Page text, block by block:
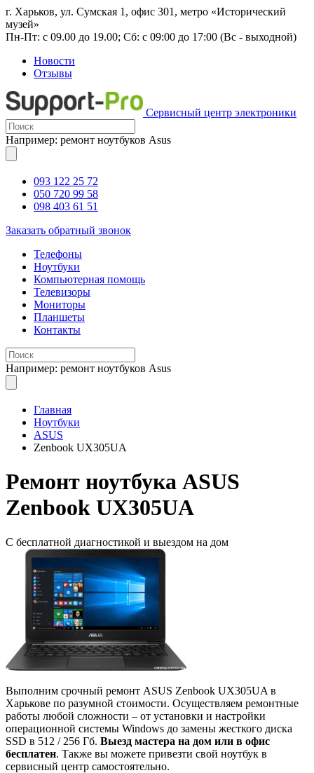
г. Харьков, ул. Сумская 1, офис 301, метро «Исторический
музей»
Пн-Пт: с 09.00 до 19.00; Сб: с 09:00 до 17:00 (Вс - выходной)
Новости
Отзывы
Сервисный центр электроники
Например: ремонт ноутбуков Asus
093 122 25 72
050 720 99 58
098 403 61 51
Заказать обратный звонок
Телефоны
Ноутбуки
Компьютерная помощь
Телевизоры
Мониторы
Планшеты
Контакты
Например: ремонт ноутбуков Asus
Главная
Ноутбуки
ASUS
Zenbook UX305UA
Ремонт ноутбука ASUS
Zenbook UX305UA
С бесплатной диагностикой и выездом на дом
Выполним срочный ремонт ASUS Zenbook UX305UA в
Харькове по разумной стоимости. Осуществляем ремонтные
работы любой сложности – от установки и настройки
операционной системы Windows до замены жесткого диска
SSD в 512 / 256 Гб. Выезд мастера на дом или в офис
бесплатен. Также вы можете привезти свой ноутбук в
сервисный центр самостоятельно.